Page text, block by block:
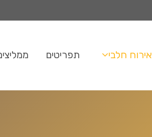
חלבי תפריטים